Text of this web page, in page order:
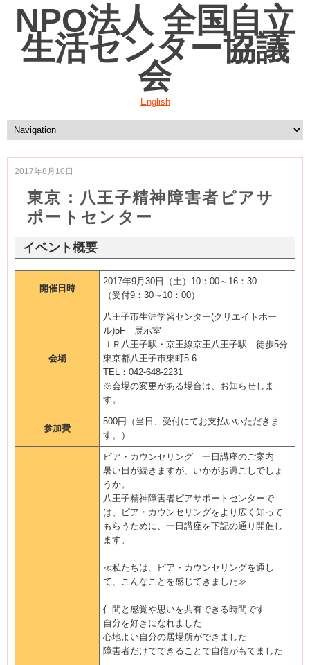
NPO法人 全国自立
生活センター協議
会
English
2017年8月10日
東京：八王子精神障害者ピアサ
ポートセンター
イベント概要
開催日時
2017年9月30日（土）10：00～16：30
（受付9：30～10：00）
会場
八王子市生涯学習センター(クリエイトホー
ル)5F 展示室
ＪＲ八王子駅・京王線京王八王子駅 徒歩5分
東京都八王子市東町5-6
TEL：042-648-2231
※会場の変更がある場合は、お知らせしま
す。
参加費
500円（当日、受付にてお支払いいただきま
す。）
ピア・カウンセリング 一日講座のご案内
暑い日が続きますが、いかがお過ごしでしょ
うか。
八王子精神障害者ピアサポートセンターで
は、ピア・カウンセリングをより広く知って
もらうために、一日講座を下記の通り開催し
ます。
≪私たちは、ピア・カウンセリングを通し
て、こんなことを感じてきました≫
仲間と感覚や思いを共有できる時間です
自分を好きになれました
心地よい自分の居場所ができました
障害者だけでできることで自信がもてました